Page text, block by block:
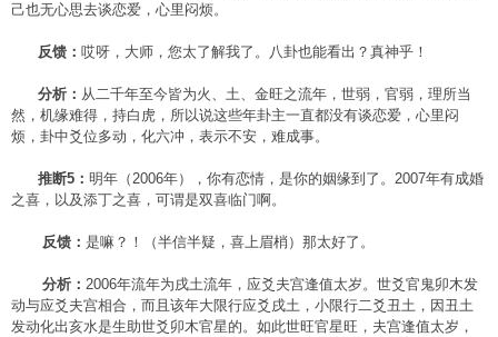
己也无心思去谈恋爱，心里闷烦。
反馈： 哎呀，大师，您太了解我了。八卦也能看出？真神乎！
分析： 从二千年至今皆为火、土、金旺之流年，世弱，官弱，理所当
然，机缘难得，持白虎，所以说这些年卦主一直都没有谈恋爱，心里闷
烦，卦中爻位多动，化六冲，表示不安，难成事。
推断5： 明年（2006年），你有恋情，是你的姻缘到了。2007年有成婚
之喜，以及添丁之喜，可谓是双喜临门啊。
反馈： 是嘛？！（半信半疑，喜上眉梢）那太好了。
分析： 2006年流年为戌土流年，应爻夫宫逢值太岁。世爻官鬼卯木发
动与应爻夫宫相合，而且该年大限行应爻戌土，小限行二爻丑土，因丑土
发动化出亥水是生助世爻卯木官星的。如此世旺官星旺，夫宫逢值太岁，